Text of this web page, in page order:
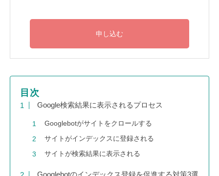
目次
Google検索結果に表示されるプロセス
Googlebotがサイトをクロールする
サイトがインデックスに登録される
サイトが検索結果に表示される